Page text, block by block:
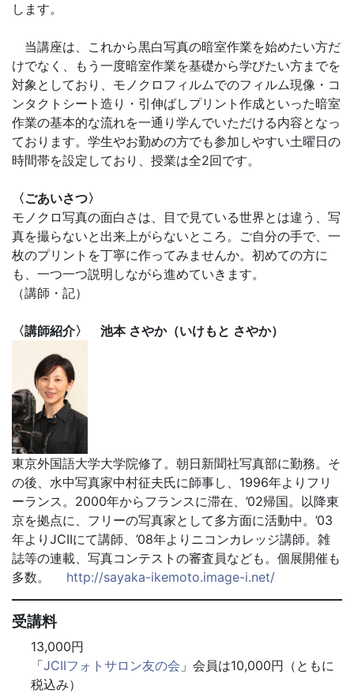
します。
当講座は、これから黒白写真の暗室作業を始めたい方だ
けでなく、もう一度暗室作業を基礎から学びたい方までを
対象としており、モノクロフィルムでのフィルム現像・コ
ンタクトシート造り・引伸ばしプリント作成といった暗室
作業の基本的な流れを一通り学んでいただける内容となっ
ております。学生やお勤めの方でも参加しやすい土曜日の
時間帯を設定しており、授業は全2回です。
〈ごあいさつ〉
モノクロ写真の面白さは、目で見ている世界とは違う、写
真を撮らないと出来上がらないところ。ご自分の手で、一
枚のプリントを丁寧に作ってみませんか。初めての方に
も、一つ一つ説明しながら進めていきます。
（講師・記）
〈講師紹介〉 池本 さやか（いけもと さやか）
東京外国語大学大学院修了。朝日新聞社写真部に勤務。そ
の後、水中写真家中村征夫氏に師事し、1996年よりフリ
ーランス。2000年からフランスに滞在、’02帰国。以降東
京を拠点に、フリーの写真家として多方面に活動中。’03
年よりJCIIにて講師、’08年よりニコンカレッジ講師。雑
誌等の連載、写真コンテストの審査員なども。個展開催も
多数。 http://sayaka-ikemoto.image-i.net/
受講料
13,000円
「JCIIフォトサロン友の会 」会員は10,000円（ともに
税込み）